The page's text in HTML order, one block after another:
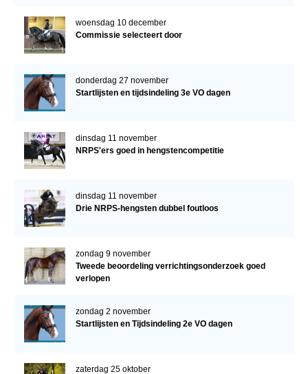
woensdag 10 december
Commissie selecteert door
donderdag 27 november
Startlijsten en tijdsindeling 3e VO dagen
dinsdag 11 november
NRPS'ers goed in hengstencompetitie
dinsdag 11 november
Drie NRPS-hengsten dubbel foutloos
zondag 9 november
Tweede beoordeling verrichtingsonderzoek goed
verlopen
zondag 2 november
Startlijsten en Tijdsindeling 2e VO dagen
zaterdag 25 oktober